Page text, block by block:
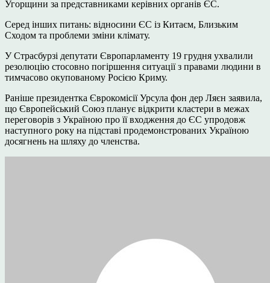
Угорщини за представниками керівних органів ЄС.
Серед інших питань: відносини ЄС із Китаєм, Близьким
Сходом та проблеми зміни клімату.
У Страсбурзі депутати Європарламенту 19 грудня ухвалили
резолюцію стосовно погіршення ситуації з правами людини в
тимчасово окупованому Росією Криму.
Раніше президентка Єврокомісії Урсула фон дер Ляєн заявила,
що Європейський Союз планує відкрити кластери в межах
переговорів з Україною про її входження до ЄС упродовж
наступного року на підставі продемонстрованих Україною
досягнень на шляху до членства.